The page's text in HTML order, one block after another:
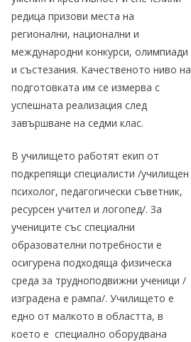
редица призови места на
регионални, национални и
международни конкурси, олимпиади
и състезания. Качественото ниво на
подготовката им се измерва с
успешната реализация след
завършване на седми клас.
В училището работят екип от
подкрепящи специалисти /училищен
психолог, педагогически съветник,
ресурсен учител и логопед/. За
учениците със специални
образователни потребности е
осигурена подходяща физическа
среда за трудноподвижни ученици /
изградена е рампа/. Училището е
едно от малкото в областта, в
което е специално оборудвана